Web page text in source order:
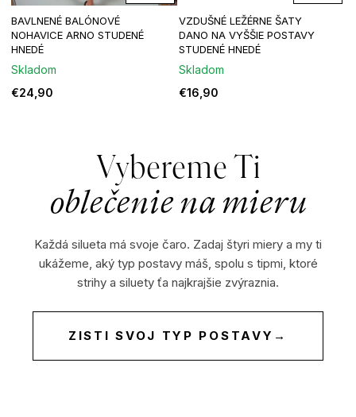
BAVLNENÉ BALÓNOVÉ
NOHAVICE ARNO STUDENÉ
HNEDÉ
Skladom
€24,90
VZDUŠNÉ LEŽÉRNE ŠATY
DANO NA VYŠŠIE POSTAVY
STUDENÉ HNEDÉ
Skladom
€16,90
Vybereme Ti
oblečenie na mieru
Každá silueta má svoje čaro. Zadaj štyri miery a my ti
ukážeme, aký typ postavy máš, spolu s tipmi, ktoré
strihy a siluety ťa najkrajšie zvýraznia.
ZISTI SVOJ TYP POSTAVY →